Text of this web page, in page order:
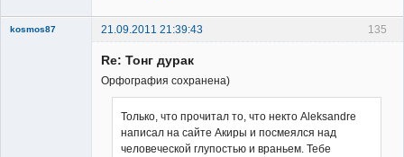
135
kosmos87 21.09.2011 21:39:43
Re: Тонг дурак
Орфография сохранена)
Только, что прочитал то, что некто Aleksandre
написал на сайте Акиры и посмеялся над
человеческой глупостью и враньем. Тебе